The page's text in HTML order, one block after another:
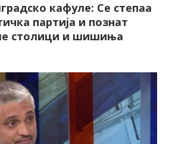
кафуле: Се степаа
партија и познат
столици и шишиња